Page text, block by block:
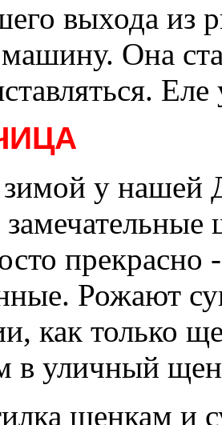
выхода из
Она
у
Рожают
как только
в уличный
щенкам и